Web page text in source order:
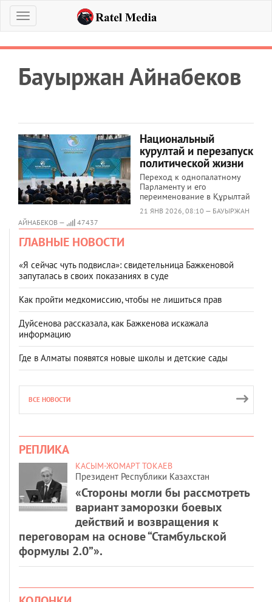
Меню
Бауыржан Айнабеков
Национальный
курултай и перезапуск
политической жизни
Переход к однопалатному
Парламенту и его
переименование в Құрылтай
21 ЯНВ 2026, 08:10 — БАУЫРЖАН
АЙНАБЕКОВ —
47437
ГЛАВНЫЕ НОВОСТИ
«Я сейчас чуть подвисла»: свидетельница Бажкеновой
запуталась в своих показаниях в суде
Как пройти медкомиссию, чтобы не лишиться прав
Дуйсенова рассказала, как Бажкенова искажала
информацию
Где в Алматы появятся новые школы и детские сады
ВСЕ НОВОСТИ
РЕПЛИКА
КАСЫМ-ЖОМАРТ ТОКАЕВ
Президент Республики Казахстан
«Стороны могли бы рассмотреть
вариант заморозки боевых
действий и возвращения к
переговорам на основе “Стамбульской
формулы 2.0”».